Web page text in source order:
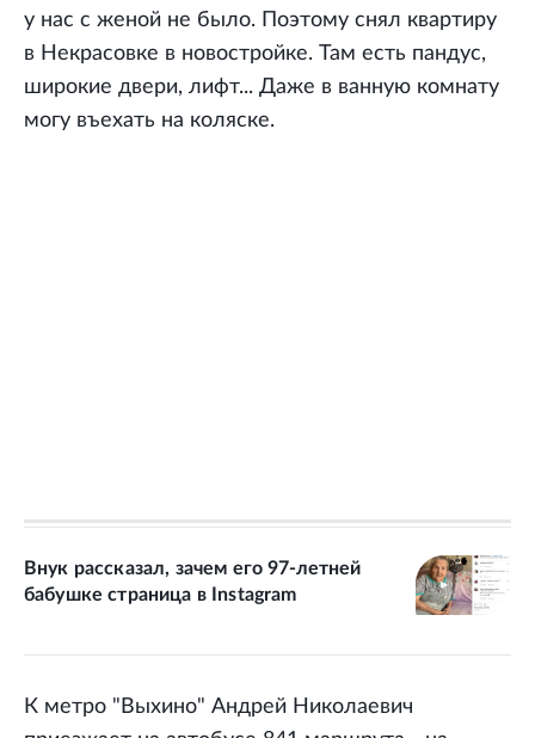
у нас с женой не было. Поэтому снял квартиру
в Некрасовке в новостройке. Там есть пандус,
широкие двери, лифт... Даже в ванную комнату
могу въехать на коляске.
Внук рассказал, зачем его 97-летней
бабушке страница в Instagram
К метро "Выхино" Андрей Николаевич